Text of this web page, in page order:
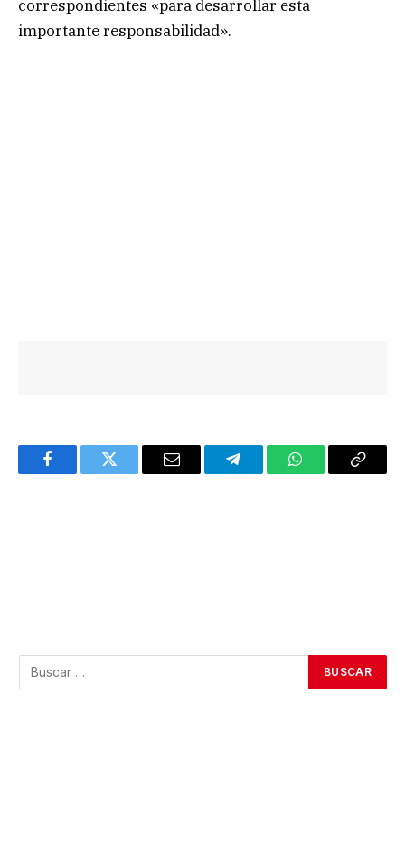
correspondientes «para desarrollar esta
importante responsabilidad».
FacebookTwitter Email TelegramWhatsAppCopy